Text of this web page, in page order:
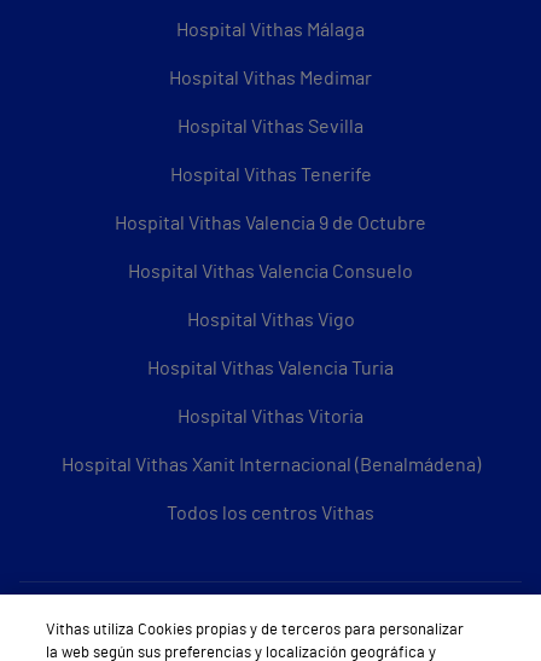
Hospital Vithas Málaga
Hospital Vithas Medimar
Hospital Vithas Sevilla
Hospital Vithas Tenerife
Hospital Vithas Valencia 9 de Octubre
Hospital Vithas Valencia Consuelo
Hospital Vithas Vigo
Hospital Vithas Valencia Turia
Hospital Vithas Vitoria
Hospital Vithas Xanit Internacional (Benalmádena)
Todos los centros Vithas
Sobre Vithas
Vithas utiliza Cookies propias y de terceros para personalizar
la web según sus preferencias y localización geográfica y